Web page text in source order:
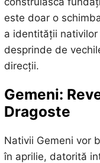
este doar o
a identității
desprinde de
direcții.
Gemeni:
Dragoste
Nativii Gemeni vor
în aprilie, datorită